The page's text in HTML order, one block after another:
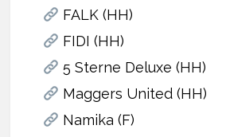
FALK (HH)
FIDI (HH)
5 Sterne Deluxe (HH)
Maggers United (HH)
Namika (F)